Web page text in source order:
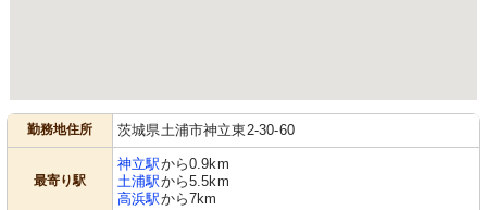
勤務地住所 茨城県土浦市神立東2-30-60
最寄り駅
神立駅から0.9km
土浦駅から5.5km
高浜駅から7km